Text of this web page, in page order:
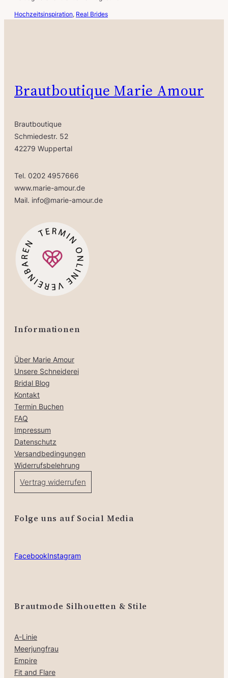
Hochzeitsinspiration, Real Brides
Brautboutique Marie Amour
Brautboutique
Schmiedestr. 52
42279 Wuppertal
Tel. 0202 4957666
www.marie-amour.de
Mail. info@marie-amour.de
Informationen
Über Marie Amour
Unsere Schneiderei
Bridal Blog
Kontakt
Termin Buchen
FAQ
Impressum
Datenschutz
Versandbedingungen
Widerrufsbelehrung
Vertrag widerrufen
Folge uns auf Social Media
FacebookInstagram
Brautmode Silhouetten & Stile
A-Linie
Meerjungfrau
Empire
Fit and Flare